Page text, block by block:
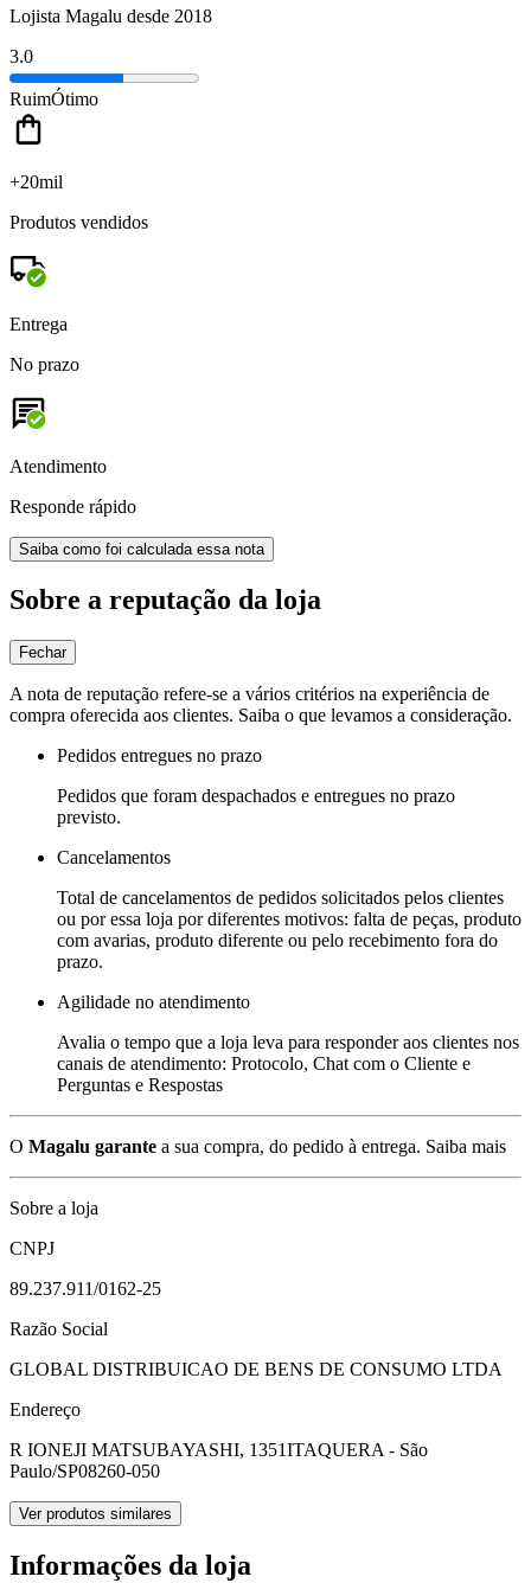
Lojista Magalu desde 2018
3.0
RuimÓtimo
+20mil
Produtos vendidos
Entrega
No prazo
Atendimento
Responde rápido
Saiba como foi calculada essa nota
Sobre a reputação da loja
Fechar
A nota de reputação refere-se a vários critérios na experiência de
compra oferecida aos clientes. Saiba o que levamos a consideração.
Pedidos entregues no prazo
Pedidos que foram despachados e entregues no prazo
previsto.
Cancelamentos
Total de cancelamentos de pedidos solicitados pelos clientes
ou por essa loja por diferentes motivos: falta de peças, produto
com avarias, produto diferente ou pelo recebimento fora do
prazo.
Agilidade no atendimento
Avalia o tempo que a loja leva para responder aos clientes nos
canais de atendimento: Protocolo, Chat com o Cliente e
Perguntas e Respostas
O Magalu garante a sua compra, do pedido à entrega. Saiba mais
Sobre a loja
CNPJ
89.237.911/0162-25
Razão Social
GLOBAL DISTRIBUICAO DE BENS DE CONSUMO LTDA
Endereço
R IONEJI MATSUBAYASHI, 1351ITAQUERA - São
Paulo/SP08260-050
Ver produtos similares
Informações da loja